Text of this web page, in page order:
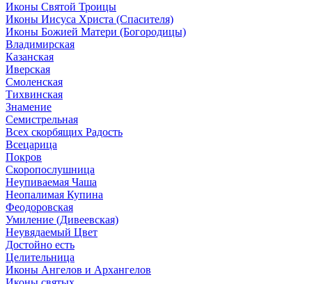
Иконы Святой Троицы
Иконы Иисуса Христа (Спасителя)
Иконы Божией Матери (Богородицы)
Владимирская
Казанская
Иверская
Смоленская
Тихвинская
Знамение
Семистрельная
Всех скорбящих Радость
Всецарица
Покров
Скоропослушница
Неупиваемая Чаша
Неопалимая Купина
Феодоровская
Умиление (Дивеевская)
Неувядаемый Цвет
Достойно есть
Целительница
Иконы Ангелов и Архангелов